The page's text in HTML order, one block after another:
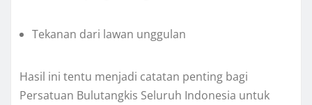
Tekanan dari lawan unggulan
Hasil ini tentu menjadi catatan penting bagi
Persatuan Bulutangkis Seluruh Indonesia untuk